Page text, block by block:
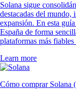
Solana sigue
destacadas del mundo,
expansión. En esta
España de forma
plataformas más
Learn more
Cómo comprar Solana